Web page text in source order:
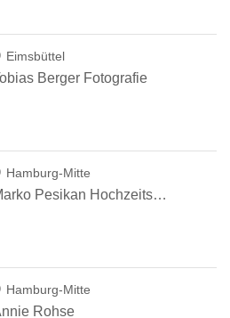
Eimsbüttel
Berger Fotografie
Hamburg-Mitte
Marko Pesikan Hochzeitsfotograf Hamburg
Hamburg-Mitte
Rohse